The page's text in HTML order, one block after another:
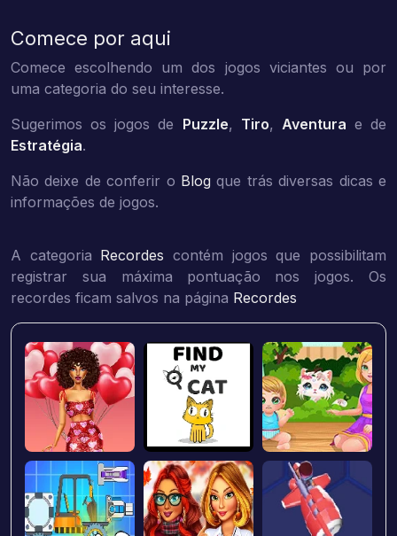
Comece por aqui
Comece escolhendo um dos jogos viciantes ou por
uma categoria do seu interesse.
Sugerimos os jogos de Puzzle, Tiro, Aventura e de
Estratégia.
Não deixe de conferir o Blog que trás diversas dicas e
informações de jogos.
A categoria Recordes contém jogos que possibilitam
registrar sua máxima pontuação nos jogos. Os
recordes ficam salvos na página Recordes